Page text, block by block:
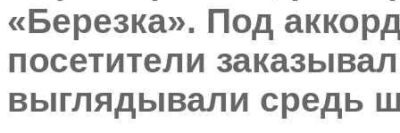
«Березка». Под
посетители
выглядывали средь